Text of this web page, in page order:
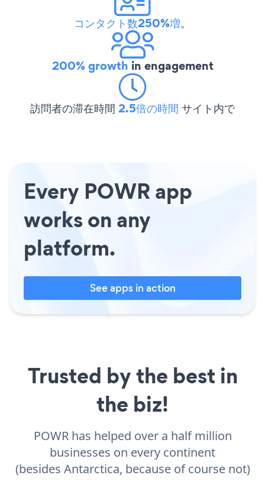
コンタクト数250%増。
200% growth in engagement
訪問者の滞在時間 2.5倍の時間 サイト内で
Every POWR app
works on any
platform.
See apps in action
Trusted by the best in
the biz!
POWR has helped over a half million
businesses on every continent
(besides Antarctica, because of course not)